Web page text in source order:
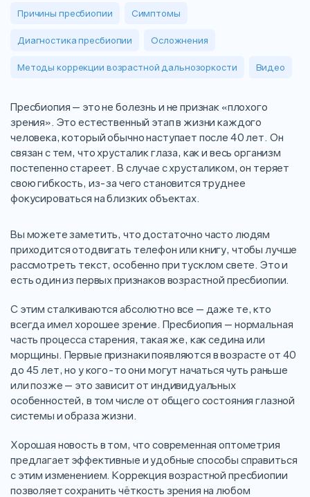
Причины пресбиопии Симптомы
Диагностика пресбиопии Осложнения
Методы коррекции возрастной дальнозоркости Видео
Пресбиопия — это не болезнь и не признак «плохого
зрения». Это естественный этап в жизни каждого
человека, который обычно наступает после 40 лет. Он
связан с тем, что хрусталик глаза, как и весь организм
постепенно стареет. В случае с хрусталиком, он теряет
свою гибкость, из-за чего становится труднее
фокусироваться на близких объектах.
Вы можете заметить, что достаточно часто людям
приходится отодвигать телефон или книгу, чтобы лучше
рассмотреть текст, особенно при тусклом свете. Это и
есть один из первых признаков возрастной пресбиопии.
С этим сталкиваются абсолютно все — даже те, кто
всегда имел хорошее зрение. Пресбиопия — нормальная
часть процесса старения, такая же, как седина или
морщины. Первые признаки появляются в возрасте от 40
до 45 лет, но у кого-то они могут начаться чуть раньше
или позже — это зависит от индивидуальных
особенностей, в том числе от общего состояния глазной
системы и образа жизни.
Хорошая новость в том, что современная оптометрия
предлагает эффективные и удобные способы справиться
с этим изменением. Коррекция возрастной пресбиопии
позволяет сохранить чёткость зрения на любом